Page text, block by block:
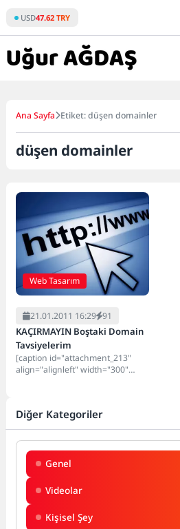
content
USD47.62 TRY
Ana Sayfa Etiket: düşen domainler
düşen domainler
Web Tasarım
21.01.2011 16:29 91
KAÇIRMAYIN Boştaki Domain
Tavsiyelerim
[caption id="attachment_213"
align="alignleft" width="300"
Diğer Kategoriler
Genel
Videolar
Kişisel Şey